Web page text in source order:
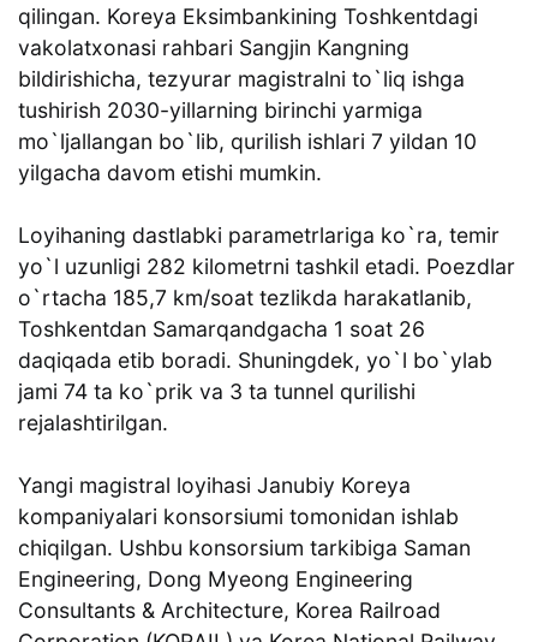
qilingan. Koreya Eksimbankining Toshkentdagi
vakolatxonasi rahbari Sangjin Kangning
bildirishicha, tezyurar magistralni to`liq ishga
tushirish 2030-yillarning birinchi yarmiga
mo`ljallangan bo`lib, qurilish ishlari 7 yildan 10
yilgacha davom etishi mumkin.
Loyihaning dastlabki parametrlariga ko`ra, temir
yo`l uzunligi 282 kilometrni tashkil etadi. Poezdlar
o`rtacha 185,7 km/soat tezlikda harakatlanib,
Toshkentdan Samarqandgacha 1 soat 26
daqiqada etib boradi. Shuningdek, yo`l bo`ylab
jami 74 ta ko`prik va 3 ta tunnel qurilishi
rejalashtirilgan.
Yangi magistral loyihasi Janubiy Koreya
kompaniyalari konsorsiumi tomonidan ishlab
chiqilgan. Ushbu konsorsium tarkibiga Saman
Engineering, Dong Myeong Engineering
Consultants & Architecture, Korea Railroad